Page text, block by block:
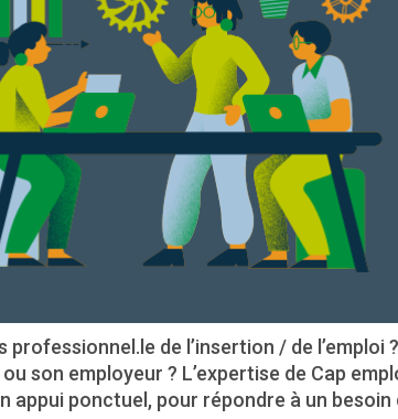
professionnel.le de l’insertion / de
son employeur ? L’expertise de Cap
appui ponctuel, pour répondre à un